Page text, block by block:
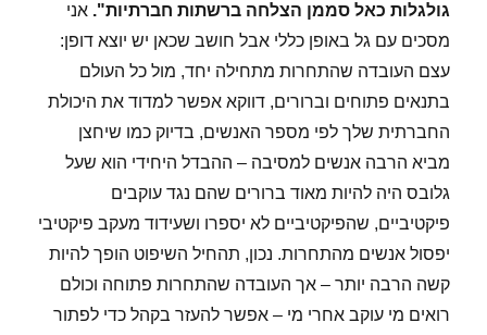
גולגלות כאל סממן הצלחה ברשתות חברתיות".אני
מסכים עם גל באופן כללי אבל חושב שכאן יש יוצא דופן:
עצם העובדה שהתחרות מתחילה יחד, מול כל העולם
בתנאים פתוחים וברורים, דווקא אפשר למדוד את היכולת
החברתית שלך לפי מספר האנשים, בדיוק כמו שיחצן
מביא הרבה אנשים למסיבה – ההבדל היחידי הוא שעל
גלובס היה להיות מאוד ברורים שהם נגד עוקבים
פיקטיביים, שהפיקטיביים לא יספרו ושעידוד מעקב פיקטיבי
יפסול אנשים מהתחרות. נכון, תהחיל השיפוט הופך להיות
קשה הרבה יותר – אך העובדה שהתחרות פתוחה וכולם
רואים מי עוקב אחרי מי – אפשר להעזר בקהל כדי לפתור